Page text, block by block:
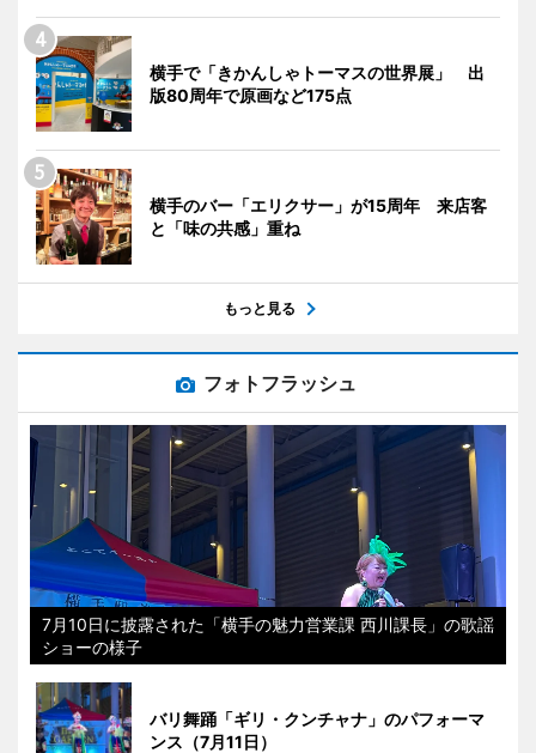
横手で「きかんしゃトーマスの世界展」 出
版80周年で原画など175点
横手のバー「エリクサー」が15周年 来店客
と「味の共感」重ね
もっと見る
フォトフラッシュ
7月10日に披露された「横手の魅力営業課 西川課長」の歌謡
ショーの様子
バリ舞踊「ギリ・クンチャナ」のパフォーマ
ンス（7月11日）